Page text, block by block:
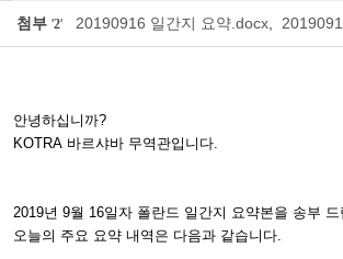
첨부 '2' 20190916 일간지 요약.docx
안녕하십니까?
KOTRA 바르샤바 무역관입니다.
2019년 9월 16일자 폴란드 일간지 요약본을 송부
오늘의 주요 요약 내역은 다음과 같습니다.